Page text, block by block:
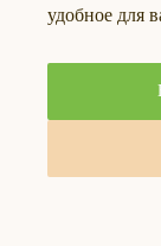
удобное для